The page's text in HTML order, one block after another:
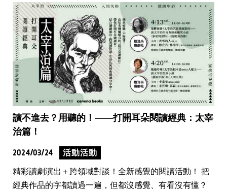
讀不進去？用聽的！——打開耳朵閱讀經典：太宰
治篇！
2024/03/24 活動活動
精彩讀劇演出＋跨領域對談！全新感覺的閱讀活動！ 把
經典作品的字都讀過一遍，但都沒感覺、有看沒有懂？